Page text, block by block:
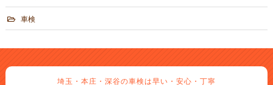
車検
埼玉・本庄・深谷の車検は早い・安心・丁寧